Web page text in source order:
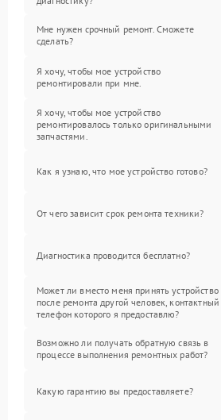
Мне нужен срочный ремонт. Сможете
сделать?
Я хочу, чтобы мое устройство
ремонтировали при мне.
Я хочу, чтобы мое устройство
ремонтировалось только оригинальными
запчастями.
Как я узнаю, что мое устройство готово?
От чего зависит срок ремонта техники?
Диагностика проводится бесплатно?
Может ли вместо меня принять устройство
после ремонта другой человек, контактный
телефон которого я предоставлю?
Возможно ли получать обратную связь в
процессе выполнения ремонтных работ?
Какую гарантию вы предоставляете?